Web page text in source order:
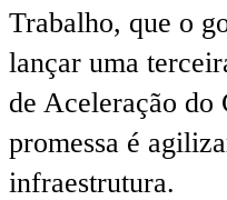
Trabalho, que o
lançar uma
de Aceleração do
promessa é
infraestrutura.